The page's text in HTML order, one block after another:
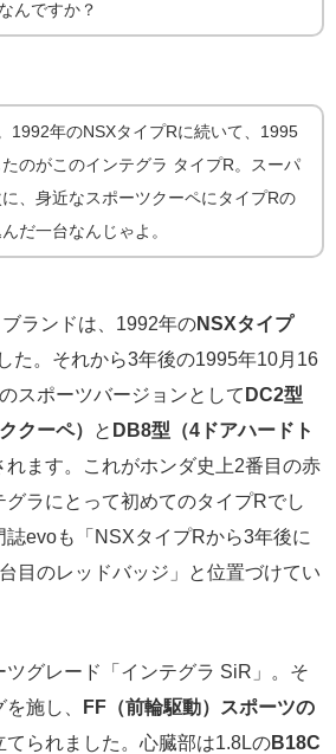
んですか？
1992年のNSXタイプRに続いて、1995
のがこのインテグラ タイプR。スーパ
、身近なスポーツクーペにタイプRの
だ一台なんじゃよ。
ランドは、1992年のNSXタイプ
た。それから3年後の1995年10月16
スポーツバージョンとして DC2型
クーペ）
と DB8型（4ドアハードト
れます。これがホンダ史上2番目の赤
ラにとって初めてのタイプRでし
誌evoも「NSXタイプRから3年後に
目のレッドバッジ」と位置づけてい
グレード「インテグラ SiR」。そ
施し、
FF（前輪駆動）スポーツの
てられました。心臓部は1.8LのB18C